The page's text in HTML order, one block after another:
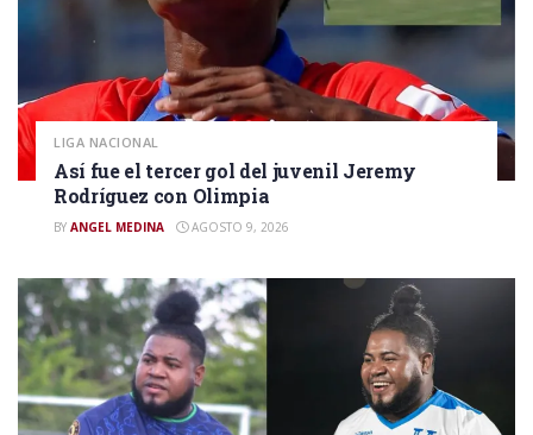
LIGA NACIONAL
Así fue el tercer gol del juvenil Jeremy
Rodríguez con Olimpia
BY ANGEL MEDINA AGOSTO 9, 2026